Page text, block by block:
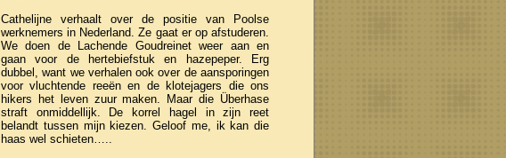
Cathelijne verhaalt over de positie van Poolse
werknemers in Nederland. Ze gaat er op afstuderen.
We doen de Lachende Goudreinet weer aan en
gaan voor de hertebiefstuk en hazepeper. Erg
dubbel, want we verhalen ook over de aansporingen
voor vluchtende reeën en de klotejagers die ons
hikers het leven zuur maken. Maar die Überhase
straft onmiddellijk. De korrel hagel in zijn reet
belandt tussen mijn kiezen. Geloof me, ik kan die
haas wel schieten…..